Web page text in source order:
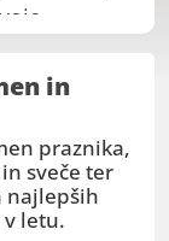
ali ste
in
praznika,
sveče ter
najlepših
letu.